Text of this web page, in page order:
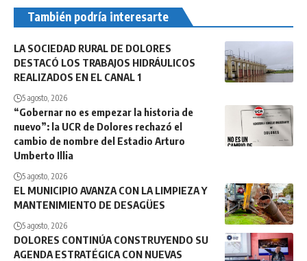
También podría interesarte
LA SOCIEDAD RURAL DE DOLORES
DESTACÓ LOS TRABAJOS HIDRÁULICOS
REALIZADOS EN EL CANAL 1
5 agosto, 2026
“Gobernar no es empezar la historia de
nuevo”: la UCR de Dolores rechazó el
cambio de nombre del Estadio Arturo
Umberto Illia
5 agosto, 2026
EL MUNICIPIO AVANZA CON LA LIMPIEZA Y
MANTENIMIENTO DE DESAGÜES
5 agosto, 2026
DOLORES CONTINÚA CONSTRUYENDO SU
AGENDA ESTRATÉGICA CON NUEVAS